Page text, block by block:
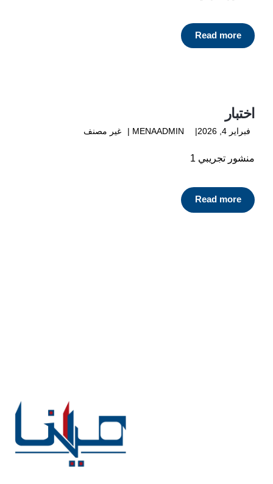
Read more
اختبار
فبراير 4, 2026 MENAADMIN غير مصنف
منشور تجريبي 1
Read more